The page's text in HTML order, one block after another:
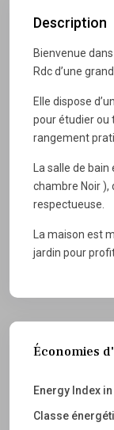
Description
Bienvenue
Rdc d’une
Elle dispose
pour étudier ou
rangement
La salle de
chambre Noir ),
respectueuse.
La maison est
jardin pour
Économies
Energy Index
Classe